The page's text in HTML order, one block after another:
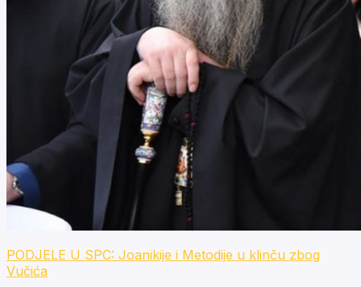
PODJELE U SPC: Joanikije i Metodije u klinču zbog
Vučića